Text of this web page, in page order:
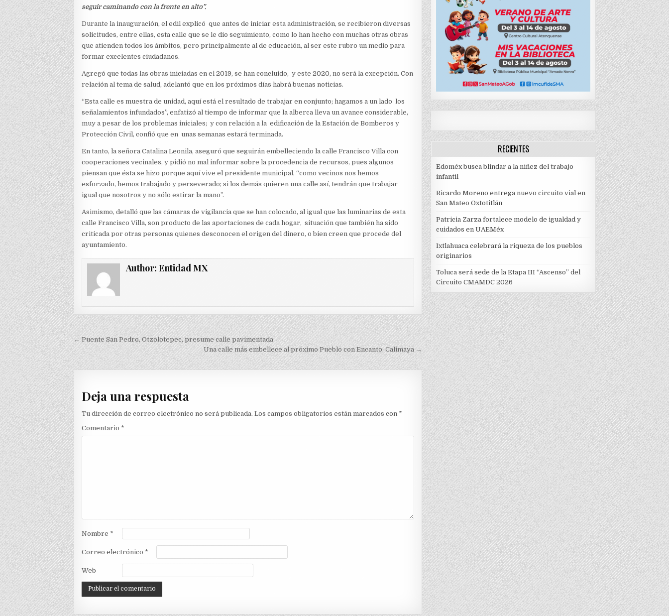
seguir caminando con la frente en alto”.
Durante la inauguración, el edil explicó que antes de iniciar esta administración, se recibieron diversas
solicitudes, entre ellas, esta calle que se le dio seguimiento, como lo han hecho con muchas otras obras
que atienden todos los ámbitos, pero principalmente al de educación, al ser este rubro un medio para
formar excelentes ciudadanos.
Agregó que todas las obras iniciadas en el 2019, se han concluido, y este 2020, no será la excepción. Con
relación al tema de salud, adelantó que en los próximos días habrá buenas noticias.
“Esta calle es muestra de unidad, aquí está el resultado de trabajar en conjunto; hagamos a un lado los
señalamientos infundados”, enfatizó al tiempo de informar que la alberca lleva un avance considerable,
muy a pesar de los problemas iniciales; y con relación a la edificación de la Estación de Bomberos y
Protección Civil, confió que en unas semanas estará terminada.
En tanto, la señora Catalina Leonila, aseguró que seguirán embelleciendo la calle Francisco Villa con
cooperaciones vecinales, y pidió no mal informar sobre la procedencia de recursos, pues algunos
piensan que ésta se hizo porque aquí vive el presidente municipal, “como vecinos nos hemos
esforzado, hemos trabajado y perseverado; si los demás quieren una calle así, tendrán que trabajar
igual que nosotros y no sólo estirar la mano”.
Asimismo, detalló que las cámaras de vigilancia que se han colocado, al igual que las luminarias de esta
calle Francisco Villa, son producto de las aportaciones de cada hogar, situación que también ha sido
criticada por otras personas quienes desconocen el origen del dinero, o bien creen que procede del
ayuntamiento.
Author: Entidad MX
Navegación
de
entradas
← Puente San Pedro, Otzolotepec, presume calle pavimentada
Una calle más embellece al próximo Pueblo con Encanto, Calimaya →
Deja una respuesta
Tu dirección de correo electrónico no será publicada. Los campos obligatorios están marcados con *
Comentario *
Nombre *
Correo electrónico *
Web
RECIENTES
Edoméx busca blindar a la niñez del trabajo
infantil
Ricardo Moreno entrega nuevo circuito vial en
San Mateo Oxtotitlán
Patricia Zarza fortalece modelo de igualdad y
cuidados en UAEMéx
Ixtlahuaca celebrará la riqueza de los pueblos
originarios
Toluca será sede de la Etapa III “Ascenso” del
Circuito CMAMDC 2026